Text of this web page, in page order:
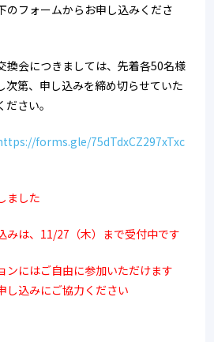
のフォームからお申し込みくださ
換会につきましては、先着各50名様
次第、申し込みを締め切らせていた
さい。
forms.gle/75dTdxCZ297xTxc
ました
みは、11/27（木）まで受付中です
にはご自由に参加いただけます
し込みにご協力ください